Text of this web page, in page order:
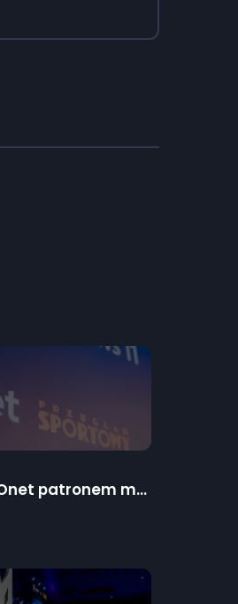
Przegląd Sportowy Onet patronem medialnym Predator Games